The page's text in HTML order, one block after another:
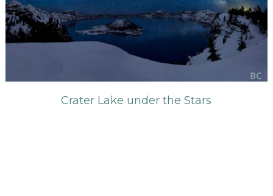
Crater Lake under the Stars